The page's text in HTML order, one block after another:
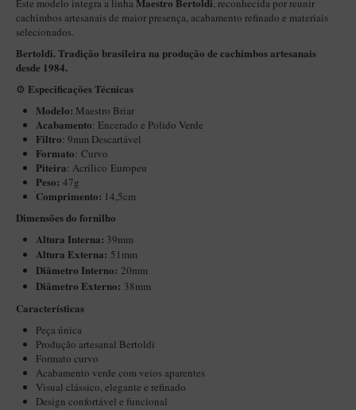
Maestro – Briar Italiano
Churchwarden – Briar Italiano
Jateado
Maestro Compacto – Briar Italiano
MONTE SEU KIT/INICIANTES
Blends Para Cachimbo
Cachimbos
Limpadores para Cachimbo
Suportes
Filtros
Isqueiros
Este modelo integra a linha
, reconhecida por reunir
cachimbos artesanais de maior presença, acabamento refinado e materiais
selecionados.
Bertoldi. Tradição brasileira na produção de cachimbos artesanais
desde 1984.
⚙️ Especificações Técnicas
Modelo: Maestro Briar
Acabamento: Encerado e Polido Verde
Filtro: 9mm Descartável
Formato: Curvo
Piteira: Acrílico Europeu
Peso: 47g
Comprimento: 14,5cm
Dimensões do fornilho
Altura Interna: 39mm
Altura Externa: 51mm
Diâmetro Interno: 20mm
Diâmetro Externo: 38mm
Características
Peça única
Produção artesanal Bertoldi
Formato curvo
Acabamento verde com veios aparentes
Visual clássico, elegante e refinado
Design confortável e funcional